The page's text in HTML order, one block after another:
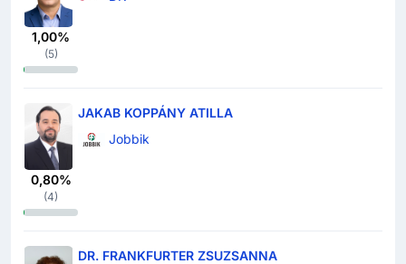
1,00%
(5)
0,80%
(4)
JAKAB KOPPÁNY ATILLA
Jobbik
DR. FRANKFURTER ZSUZSANNA